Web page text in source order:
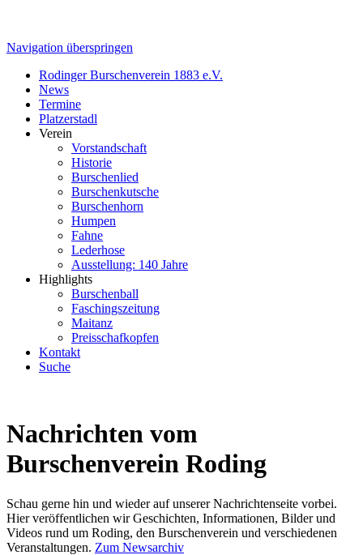
Navigation überspringen
Rodinger Burschenverein 1883 e.V.
News
Termine
Platzerstadl
Verein
Vorstandschaft
Historie
Burschenlied
Burschenkutsche
Burschenhorn
Humpen
Fahne
Lederhose
Ausstellung: 140 Jahre
Highlights
Burschenball
Faschingszeitung
Maitanz
Preisschafkopfen
Kontakt
Suche
Nachrichten vom
Burschenverein Roding
Schau gerne hin und wieder auf unserer Nachrichtenseite vorbei.
Hier veröffentlichen wir Geschichten, Informationen, Bilder und
Videos rund um Roding, den Burschenverein und verschiedenen
Veranstaltungen. Zum Newsarchiv